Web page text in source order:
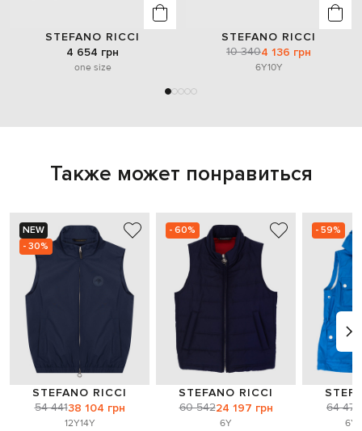
STEFANO RICCI
4 654 грн
one size
STEFANO RICCI
10 3404 136 грн
6Y10Y
Также может понравиться
NEW
- 30%
STEFANO RICCI
54 44138 104 грн
12Y14Y
- 60%
STEFANO RICCI
60 54224 197 грн
6Y
- 59%
64 471
6Y